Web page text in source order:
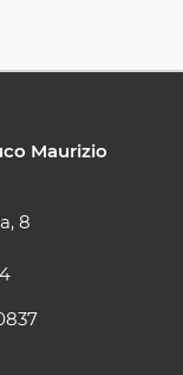
Maurizio
8